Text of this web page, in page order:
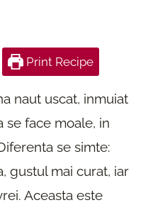
Print Recipe
naut uscat, inmuiat
se face moale, in
se simte:
gustul mai curat, iar
Aceasta este